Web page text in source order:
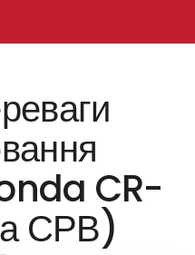
CR-
СРВ)